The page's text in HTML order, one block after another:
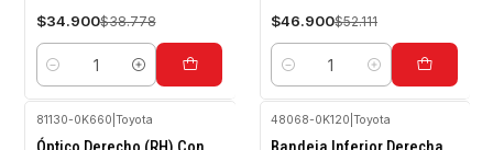
$34.900$38.778
Cantidad
$46.900$52.111
Cantidad
-10%
81130-0K660 Toyota
-10%
48068-0K120 Toyota